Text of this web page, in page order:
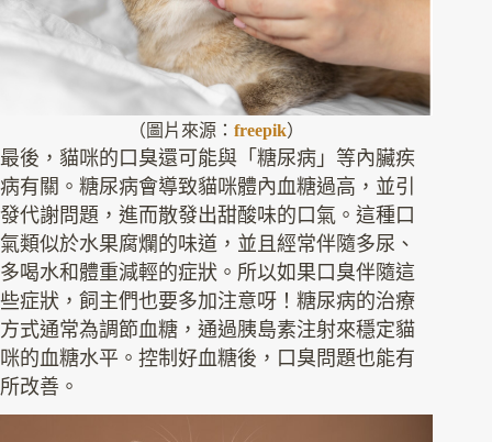
（圖片來源：freepik）
最後，貓咪的口臭還可能與「糖尿病」等內臟疾
病有關。糖尿病會導致貓咪體內血糖過高，並引
發代謝問題，進而散發出甜酸味的口氣。這種口
氣類似於水果腐爛的味道，並且經常伴隨多尿、
多喝水和體重減輕的症狀。所以如果口臭伴隨這
些症狀，飼主們也要多加注意呀！糖尿病的治療
方式通常為調節血糖，通過胰島素注射來穩定貓
咪的血糖水平。控制好血糖後，口臭問題也能有
所改善。